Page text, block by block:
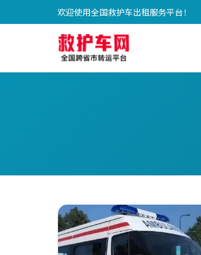
欢迎使用全国救护车出租服务平台！